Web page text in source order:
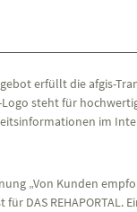
erfüllt die afgis-
Logo steht für
im
„Von Kunden
für DAS REHAPORTAL.